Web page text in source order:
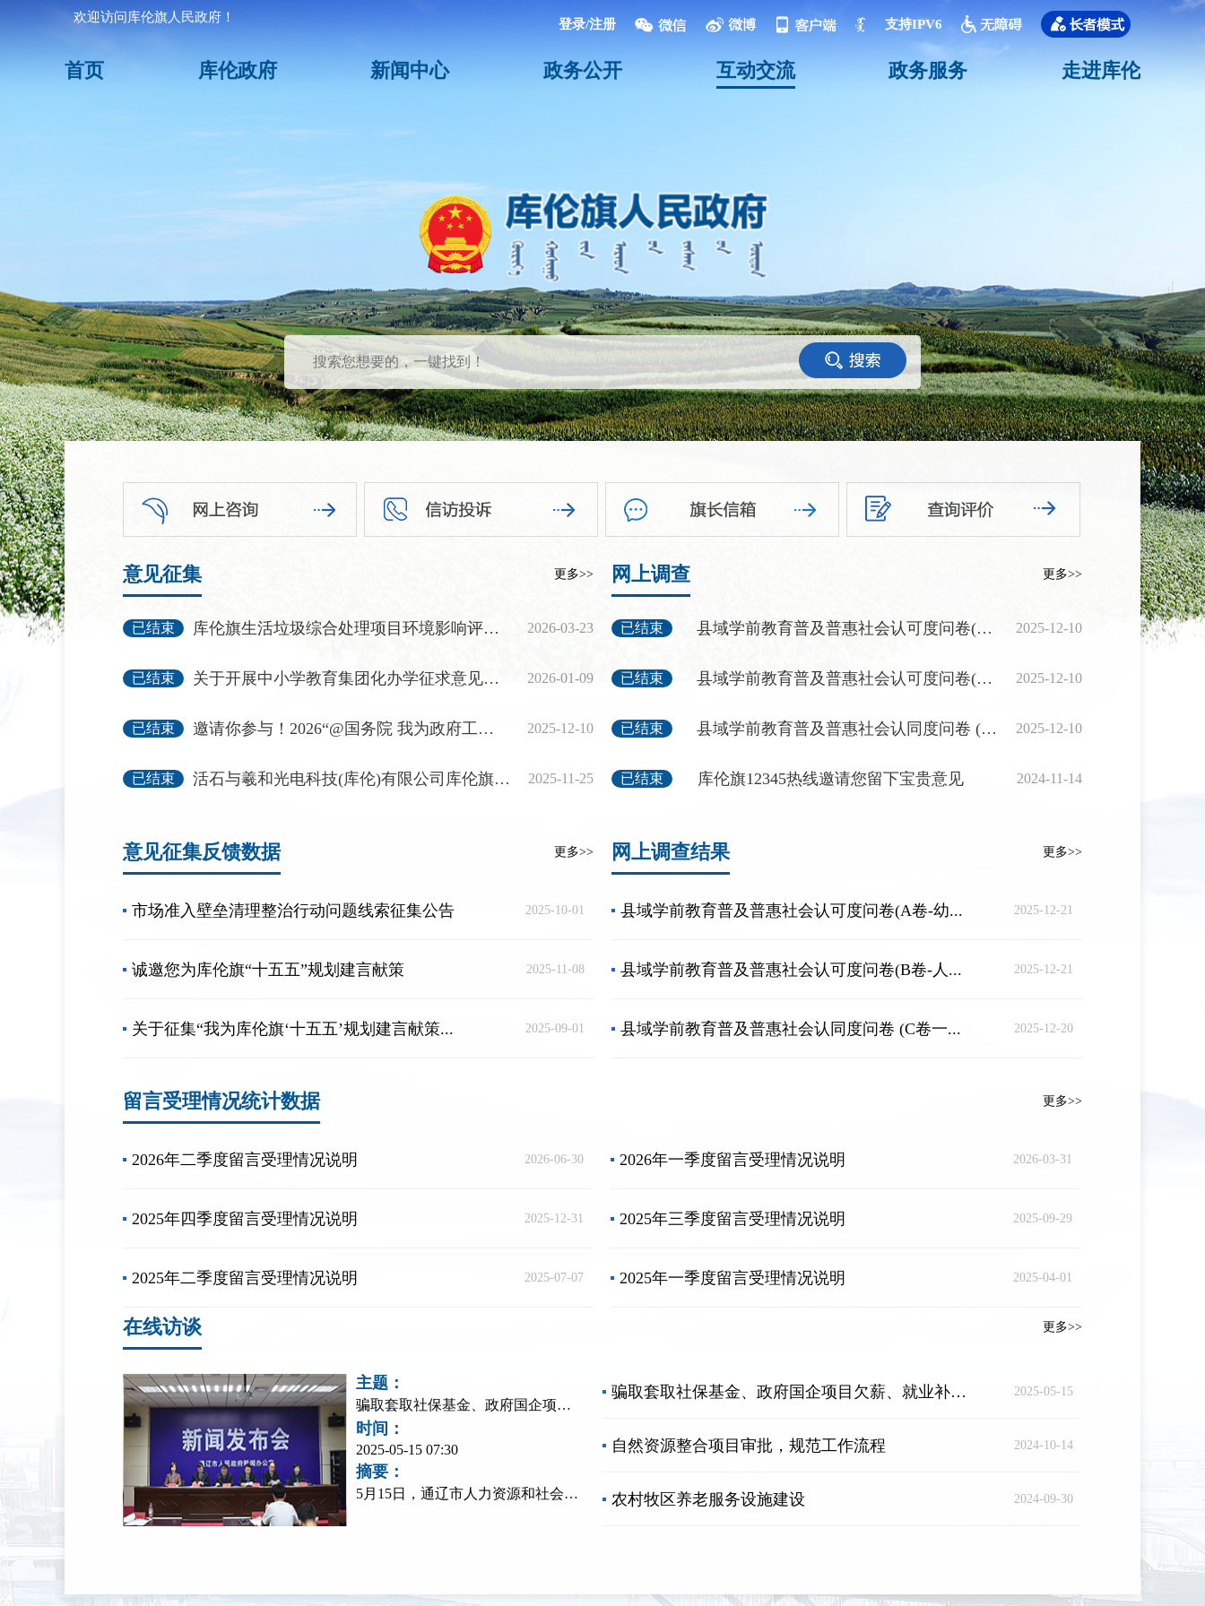
欢迎访问库伦旗人民政府！ 登录/注册 支持IPV6
首页 库伦政府 新闻中心 政务公开 互动交流 政务服务 走进库伦
意见征集 更多>>
2026-03-23
已结束 库伦旗生活垃圾综合处理项目环境影响评价公众参与征求意见稿公示
2026-01-09
已结束 关于开展中小学教育集团化办学征求意见建议的公告
2025-12-10
已结束 邀请你参与！2026“@国务院 我为政府工作报告提建议”活动征集中
2025-11-25
已结束 活石与羲和光电科技(库伦)有限公司库伦旗5万千瓦全额自发自用项目社会稳定风险评估
网上调查 更多>>
2025-12-10
县域学前教育普及普惠社会认可度问卷(B卷-人...
已结束
2025-12-10
县域学前教育普及普惠社会认可度问卷(A卷-幼...
已结束
2025-12-10
县域学前教育普及普惠社会认同度问卷 (C卷一...
已结束
2024-11-14
库伦旗12345热线邀请您留下宝贵意见
已结束
意见征集反馈数据 更多>>
市场准入壁垒清理整治行动问题线索征集公告 2025-10-01
诚邀您为库伦旗“十五五”规划建言献策 2025-11-08
关于征集“我为库伦旗‘十五五’规划建言献策... 2025-09-01
网上调查结果 更多>>
县域学前教育普及普惠社会认可度问卷(A卷-幼... 2025-12-21
县域学前教育普及普惠社会认可度问卷(B卷-人... 2025-12-21
县域学前教育普及普惠社会认同度问卷 (C卷一... 2025-12-20
留言受理情况统计数据 更多>>
2026年二季度留言受理情况说明 2026-06-30 2026年一季度留言受理情况说明 2026-03-31
2025年四季度留言受理情况说明 2025-12-31 2025年三季度留言受理情况说明 2025-09-29
2025年二季度留言受理情况说明 2025-07-07 2025年一季度留言受理情况说明 2025-04-01
在线访谈 更多>>
主题：
骗取套取社保基金、政府国企项目欠薪、就业补助资金使用监管及养老保险突出问题等方面政...
时间：
2025-05-15 07:30
摘要：
5月15日，通辽市人力资源和社会保障局基金资金监管科科长徐珍珠、市人社局劳动监察科科长王志华、市社保中心稽核科科长张晓婧、市就业服务中心城镇就业科科长马薇做客直播间，围绕骗取套取社...
骗取套取社保基金、政府国企项目欠薪、就业补助资金使用监管及养老保险突出问题等方面政... 2025-05-15
自然资源整合项目审批，规范工作流程 2024-10-14
农村牧区养老服务设施建设 2024-09-30